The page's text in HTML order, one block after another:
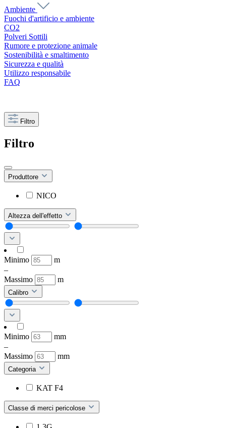
Ambiente
Fuochi d'artificio e ambiente
CO2
Polveri Sottili
Rumore e protezione animale
Sostenibilità e smaltimento
Sicurezza e qualità
Utilizzo responsabile
FAQ
Filtro
Filtro
Produttore
NICO
Altezza dell'effetto
Minimo
m
–
Massimo
m
Calibro
Minimo
mm
–
Massimo
mm
Categoria
KAT F4
Classe di merci pericolose